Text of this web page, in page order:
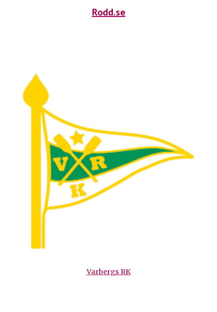
Rodd.se
Varbergs RK